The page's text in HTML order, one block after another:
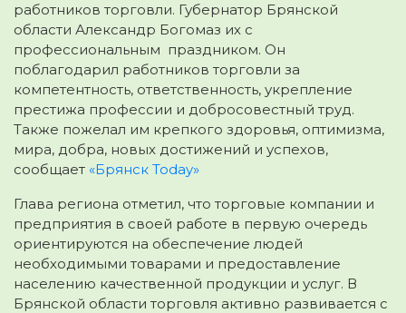
работников торговли. Губернатор Брянской
области Александр Богомаз их с
профессиональным праздником. Он
поблагодарил работников торговли за
компетентность, ответственность, укрепление
престижа профессии и добросовестный труд.
Также пожелал им крепкого здоровья, оптимизма,
мира, добра, новых достижений и успехов,
сообщает «Брянск Today»
Глава региона отметил, что торговые компании и
предприятия в своей работе в первую очередь
ориентируются на обеспечение людей
необходимыми товарами и предоставление
населению качественной продукции и услуг. В
Брянской области торговля активно развивается с